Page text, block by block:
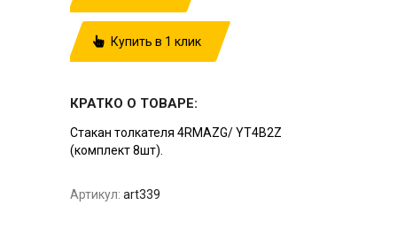
Купить в 1 клик
КРАТКО О ТОВАРЕ:
Стакан толкателя 4RMAZG/ YT4B2Z
(комплект 8шт).
Артикул: art339